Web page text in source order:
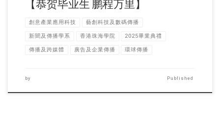
【恭贺毕业生 鹏程万里】
創意產業應用科技 藝創科技及數碼傳播
新聞及傳播學系 香港珠海學院 2025畢業典禮
傳播及跨媒體 廣告及企業傳播 環球傳播
by Published